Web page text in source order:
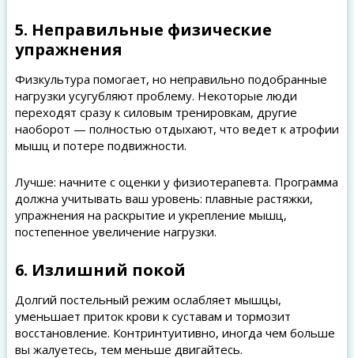
5. Неправильные физические
упражнения
Физкультура помогает, но неправильно подобранные
нагрузки усугубляют проблему. Некоторые люди
переходят сразу к силовым тренировкам, другие
наоборот — полностью отдыхают, что ведет к атрофии
мышц и потере подвижности.
Лучше: начните с оценки у физиотерапевта. Программа
должна учитывать ваш уровень: плавные растяжки,
упражнения на раскрытие и укрепление мышц,
постепенное увеличение нагрузки.
6. Излишний покой
Долгий постельный режим ослабляет мышцы,
уменьшает приток крови к суставам и тормозит
восстановление. Контринтуитивно, иногда чем больше
вы жалуетесь, тем меньше двигайтесь.